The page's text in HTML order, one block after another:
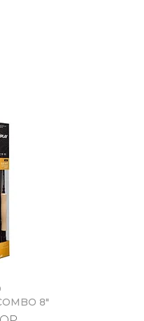
8"